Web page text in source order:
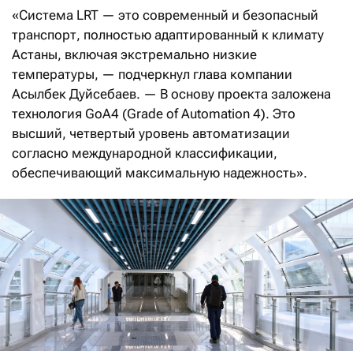
«Система LRT — это современный и безопасный
транспорт, полностью адаптированный к климату
Астаны, включая экстремально низкие
температуры, — подчеркнул глава компании
Асылбек Дуйсебаев. — В основу проекта заложена
технология GoA4 (Grade of Automation 4). Это
высший, четвертый уровень автоматизации
согласно международной классификации,
обеспечивающий максимальную надежность».